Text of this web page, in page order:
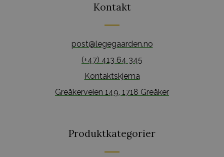
Kontakt
post@legegaarden.no
(+47) 413 64 345
Kontaktskjema
Greåkerveien 149, 1718 Greåker
Produktkategorier